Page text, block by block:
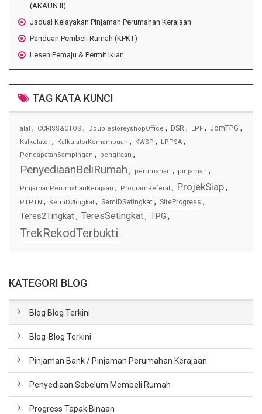
(AKAUN II)
Jadual Kelayakan Pinjaman Perumahan Kerajaan
Panduan Pembeli Rumah (KPKT)
Lesen Pemaju & Permit Iklan
TAG KATA KUNCI
alat , CCRISS&CTOS , DoublestoreyshopOffice , DSR , EPF , JomTPG ,
Kalkulator , KalkulatorKemampuan , KWSP , LPPSA ,
PendapatanSampingan , pengiraan ,
PenyediaanBeliRumah , perumahan , pinjaman ,
PinjamanPerumahanKerajaan , ProgramReferal , ProjekSiap,
PTPTN , SemiD2tingkat , SemiDSetingkat , SiteProgress ,
Teres2Tingkat, TeresSetingkat, TPG ,
TrekRekodTerbukti
KATEGORI BLOG
Blog Blog Terkini
Blog-Blog Terkini
Pinjaman Bank / Pinjaman Perumahan Kerajaan
Penyediaan Sebelum Membeli Rumah
Progress Tapak Binaan